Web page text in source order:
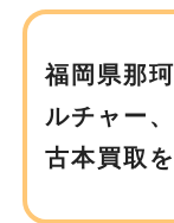
福岡県那
ルチャー
古本買取